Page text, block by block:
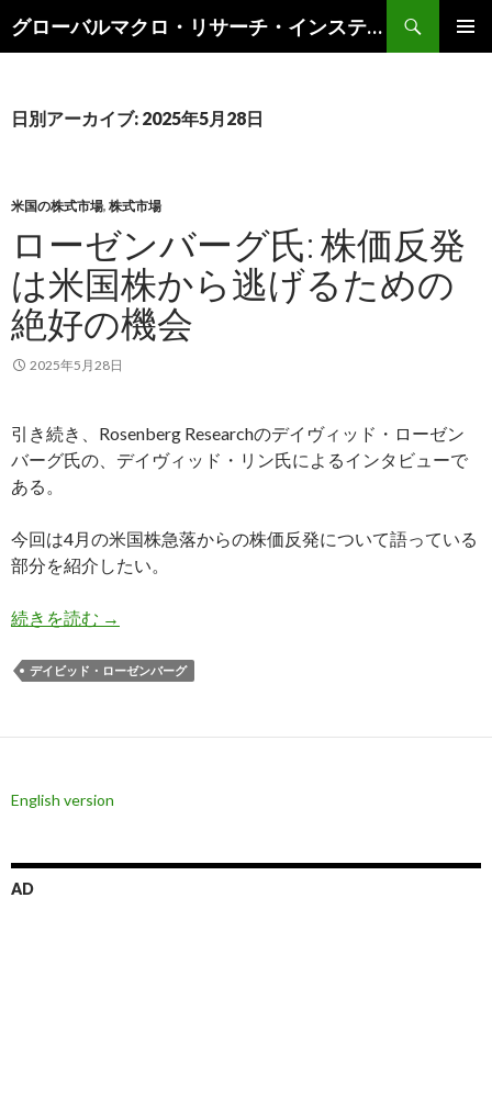
グローバルマクロ・リサーチ・インスティテュート
索
ン
キ
プ
日別アーカイブ: 2025年5月28日
米国の株式市場, 株式市場
ローゼンバーグ氏: 株価反発
は米国株から逃げるための
絶好の機会
2025年5月28日
引き続き、Rosenberg Researchのデイヴィッド・ローゼン
バーグ氏の、デイヴィッド・リン氏によるインタビューで
ある。
今回は4月の米国株急落からの株価反発について語っている
部分を紹介したい。
続きを読む ローゼンバーグ氏: 株価反発は米国株から逃げる
→
デイビッド・ローゼンバーグ
English version
AD